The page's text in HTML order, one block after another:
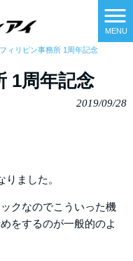
MENU
フィリピン事務所 1周年記念
1周年記念
2019/09/28
りました。
クなのでこういった機
をするのが一般的のよ